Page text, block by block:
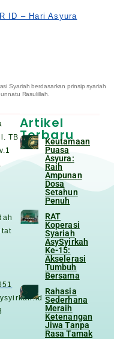
ID – Hari Asyura
Syariah berdasarkan prinsip syariah
Rasulillah.
TB
Artikel
Terbaru
Keutamaan
Puasa
Asyura:
Raih
Ampunan
Dosa
Setahun
Penuh
RAT
Koperasi
Syariah
AsySyirkah
Ke-15:
Akselerasi
Tumbuh
Bersama
Rahasia
Sederhana
Meraih
Ketenangan
Jiwa Tanpa
Rasa Tamak